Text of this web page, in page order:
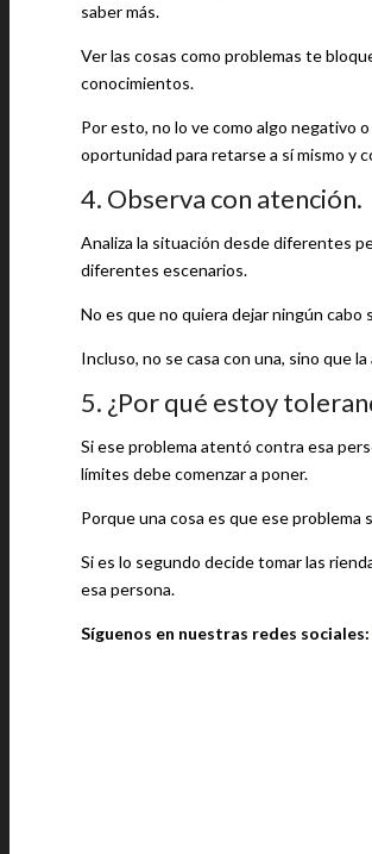
saber más.
Ver las cosas como problemas te
conocimientos.
Por esto, no lo ve como algo negativo
oportunidad para retarse a sí mismo y
4. Observa con atención.
Analiza la situación desde diferentes
diferentes escenarios.
No es que no quiera dejar ningún
Incluso, no se casa con una, sino que
5. ¿Por qué estoy
Si ese problema atentó contra esa
límites debe comenzar a poner.
Porque una cosa es que ese
Si es lo segundo decide tomar las
esa persona.
Síguenos en nuestras redes sociales: